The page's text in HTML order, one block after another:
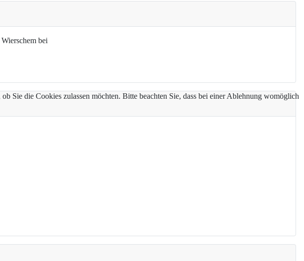
bei
Sie die Cookies zulassen möchten. Bitte beachten Sie, dass bei einer Ablehnung womöglich